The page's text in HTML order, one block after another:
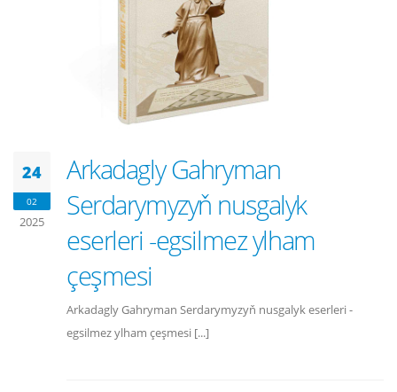
24
02
2025
Arkadagly Gahryman
Serdarymyzyň nusgalyk
eserleri -egsilmez ylham
çeşmesi
Arkadagly Gahryman Serdarymyzyň nusgalyk eserleri -
egsilmez ylham çeşmesi [...]